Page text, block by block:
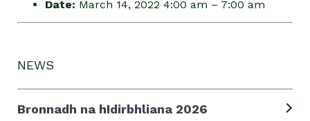
NEWS
Bronnadh na hIdirbhliana 2026
Date: March 14, 2022 4:00 am – 7:00 am